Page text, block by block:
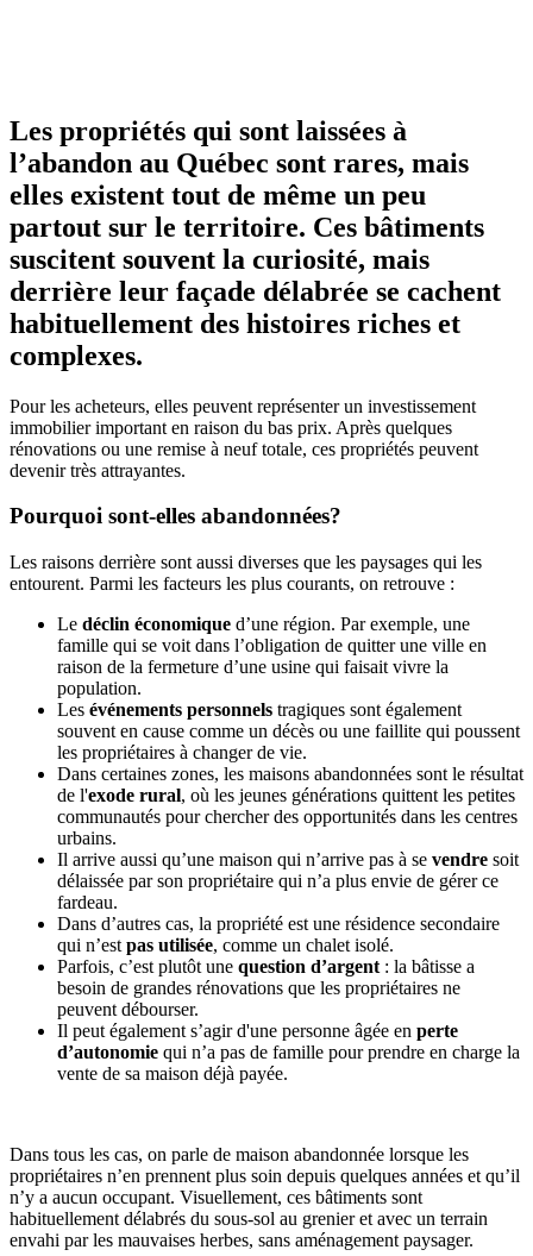
Les propriétés qui sont laissées à
l’abandon au Québec sont rares, mais
elles existent tout de même un peu
partout sur le territoire. Ces bâtiments
suscitent souvent la curiosité, mais
derrière leur façade délabrée se cachent
habituellement des histoires riches et
complexes.
Pour les acheteurs, elles peuvent représenter un investissement
immobilier important en raison du bas prix. Après quelques
rénovations ou une remise à neuf totale, ces propriétés peuvent
devenir très attrayantes.
Pourquoi sont-elles abandonnées?
Les raisons derrière sont aussi diverses que les paysages qui les
entourent. Parmi les facteurs les plus courants, on retrouve :
Le déclin économique d’une région. Par exemple, une
famille qui se voit dans l’obligation de quitter une ville en
raison de la fermeture d’une usine qui faisait vivre la
population.
Les événements personnels tragiques sont également
souvent en cause comme un décès ou une faillite qui poussent
les propriétaires à changer de vie.
Dans certaines zones, les maisons abandonnées sont le résultat
de l'exode rural, où les jeunes générations quittent les petites
communautés pour chercher des opportunités dans les centres
urbains.
Il arrive aussi qu’une maison qui n’arrive pas à se vendre soit
délaissée par son propriétaire qui n’a plus envie de gérer ce
fardeau.
Dans d’autres cas, la propriété est une résidence secondaire
qui n’est pas utilisée, comme un chalet isolé.
Parfois, c’est plutôt une question d’argent : la bâtisse a
besoin de grandes rénovations que les propriétaires ne
peuvent débourser.
Il peut également s’agir d'une personne âgée en perte
d’autonomie qui n’a pas de famille pour prendre en charge la
vente de sa maison déjà payée.
Dans tous les cas, on parle de maison abandonnée lorsque les
propriétaires n’en prennent plus soin depuis quelques années et qu’il
n’y a aucun occupant. Visuellement, ces bâtiments sont
habituellement délabrés du sous-sol au grenier et avec un terrain
envahi par les mauvaises herbes, sans aménagement paysager.